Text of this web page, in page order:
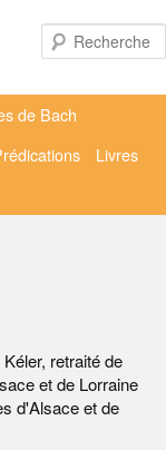
retraité de
et de Lorraine
d'Alsace et de
de Bach
Livres